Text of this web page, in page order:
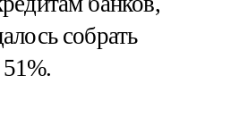
собрать